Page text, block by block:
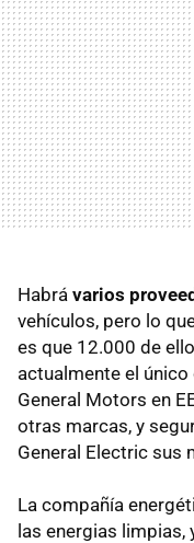
Habrá varios
vehículos, pero lo
es que 12.000 de
actualmente el
General Motors en
otras marcas, y
General Electric sus
La compañía
las energias limpias,